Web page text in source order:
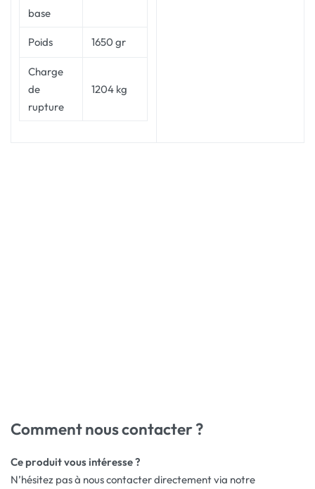
base
Poids 1650 gr
Charge
de
rupture
1204 kg
Comment nous contacter ?
Ce produit vous intéresse ?
N’hésitez pas à nous contacter directement via notre